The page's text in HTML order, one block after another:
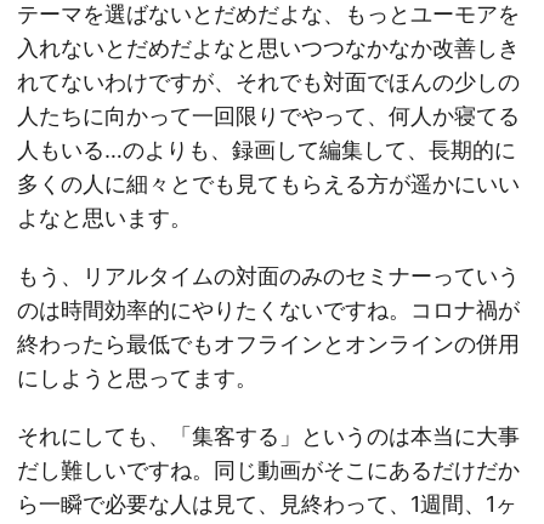
テーマを選ばないとだめだよな、もっとユーモアを
入れないとだめだよなと思いつつなかなか改善しき
れてないわけですが、それでも対面でほんの少しの
人たちに向かって一回限りでやって、何人か寝てる
人もいる…のよりも、録画して編集して、長期的に
多くの人に細々とでも見てもらえる方が遥かにいい
よなと思います。
もう、リアルタイムの対面のみのセミナーっていう
のは時間効率的にやりたくないですね。コロナ禍が
終わったら最低でもオフラインとオンラインの併用
にしようと思ってます。
それにしても、「集客する」というのは本当に大事
だし難しいですね。同じ動画がそこにあるだけだか
ら一瞬で必要な人は見て、見終わって、1週間、1ヶ